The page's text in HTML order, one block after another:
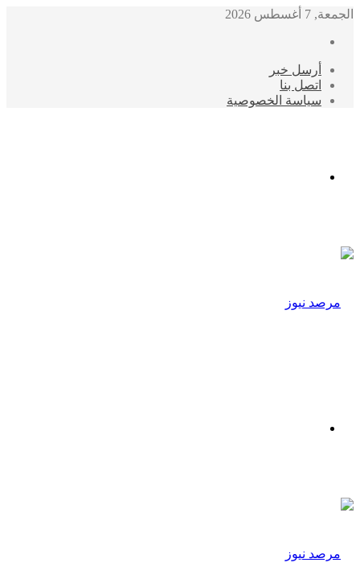
الجمعة, 7 أغسطس 2026
أرسل خبر
اتصل بنا
سياسة الخصوصية